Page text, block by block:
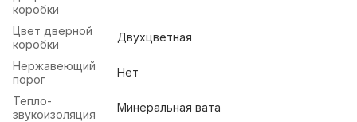
коробки
Цвет дверной
коробки
Двухцветная
Нержавеющий
порог
Нет
Тепло-
звукоизоляция
Минеральная вата